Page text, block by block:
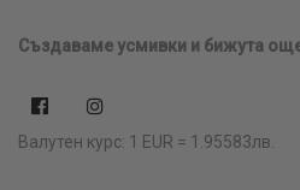
Създаваме усмивки и бижута
Валутен курс: 1 EUR = 1.95583лв.